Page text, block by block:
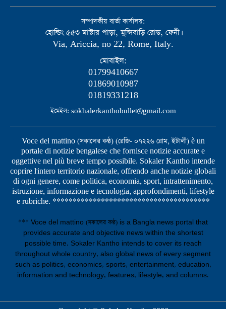
সম্পাদকীয় বার্তা কার্যালয়:
হোল্ডিং ৫৫৩ মাস্টার পাড়া, মুন্সিবাড়ি রোড, ফেনী।
Via, Ariccia, no 22, Rome, Italy.
মোবাইল:
01799410667
01869010987
01819331218
ইমেইল: sokhalerkanthobullet@gmail.com
Voce del mattino (সকালের কণ্ঠ) (রেজি- ০৭২২৬ রোম, ইটালী) è un
portale di notizie bengalese che fornisce notizie accurate e
oggettive nel più breve tempo possibile. Sokaler Kantho intende
coprire l'intero territorio nazionale, offrendo anche notizie globali
di ogni genere, come politica, economia, sport, intrattenimento,
istruzione, informazione e tecnologia, approfondimenti, lifestyle
e rubriche. ***************************************
*** Voce del mattino (সকালের কণ্ঠ) is a Bangla news portal that
provides accurate and objective news within the shortest
possible time. Sokaler Kantho intends to cover its reach
throughout whole country, also global news of every segment
such as politics, economics, sports, entertainment, education,
information and technology, features, lifestyle, and columns.